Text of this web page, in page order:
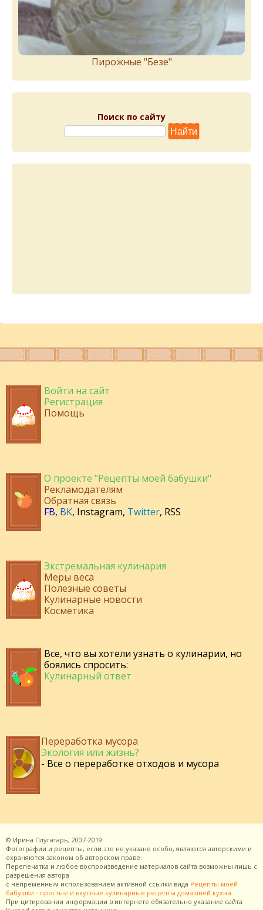
Пирожныe "Бeзe"
Поиск по сайту
Войти на сайт
Регистрация
Помощь
О проекте "Рецепты моей бабушки"
Рекламодателям
Обратная связь
FB, ВК, Instagram, Twitter, RSS
Экстремальная кулинария
Меры веса
Полезные советы
Кулинарные новости
Косметика
Все, что вы хотели узнать о кулинарии, но
боялись спросить:
Кулинарный ответ
Переработка мусора
Экология или жизнь?
- Все о переработке отходов и мусора
© Ирина Плугатарь, 2007-2019.
Фотографии и рецепты, если это не указано особо, являются авторскими и
охраняются законом об авторском праве.
Перепечатка и любое воспроизведение материалов сайта возможны лишь с
разрешения автора
с непременным использованием активной ссылки вида Рецепты моей
бабушки - простые и вкусные кулинарные рецепты домашней кухни.
При цитировании информации в интернете обязательно указание сайта